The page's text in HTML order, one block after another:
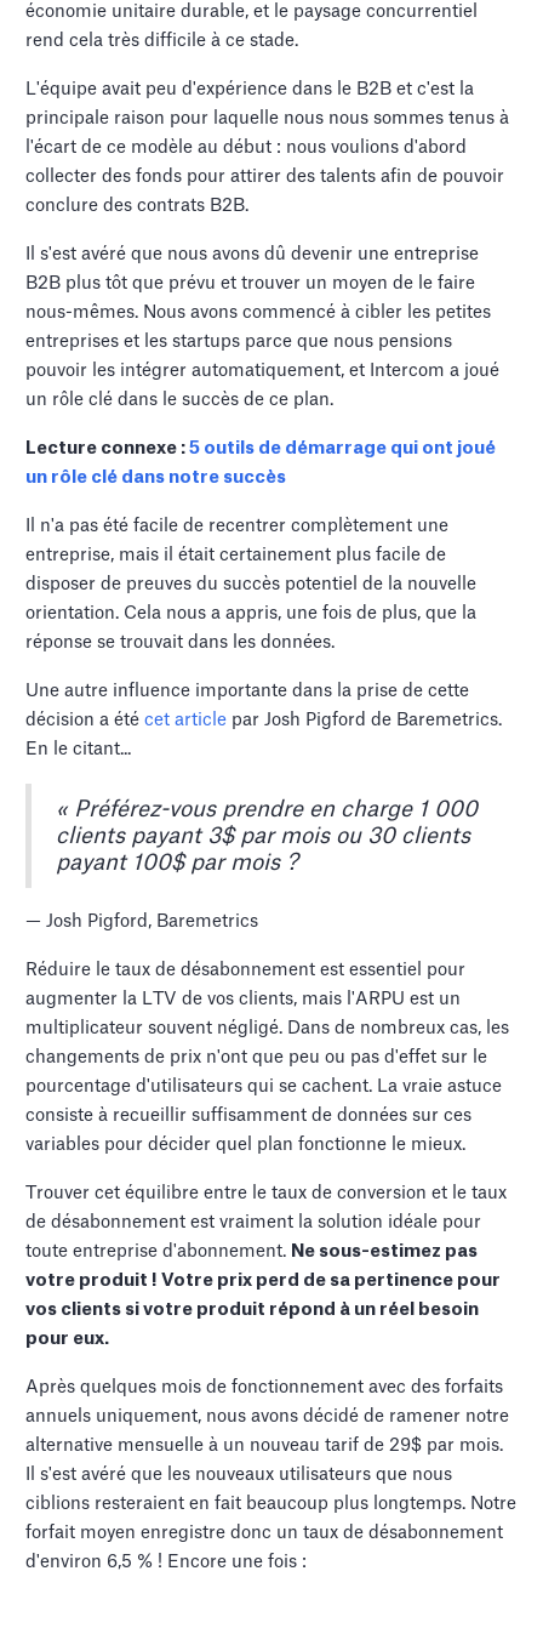
économie unitaire durable, et le paysage concurrentiel
rend cela très difficile à ce stade.
L'équipe avait peu d'expérience dans le B2B et c'est la
principale raison pour laquelle nous nous sommes tenus à
l'écart de ce modèle au début : nous voulions d'abord
collecter des fonds pour attirer des talents afin de pouvoir
conclure des contrats B2B.
Il s'est avéré que nous avons dû devenir une entreprise
B2B plus tôt que prévu et trouver un moyen de le faire
nous-mêmes. Nous avons commencé à cibler les petites
entreprises et les startups parce que nous pensions
pouvoir les intégrer automatiquement, et Intercom a joué
un rôle clé dans le succès de ce plan.
Lecture connexe :5 outils de démarrage qui ont joué
un rôle clé dans notre succès
Il n'a pas été facile de recentrer complètement une
entreprise, mais il était certainement plus facile de
disposer de preuves du succès potentiel de la nouvelle
orientation. Cela nous a appris, une fois de plus, que la
réponse se trouvait dans les données.
Une autre influence importante dans la prise de cette
décision a été cet article par Josh Pigford de Baremetrics.
En le citant...
« Préférez-vous prendre en charge 1 000
clients payant 3$ par mois ou 30 clients
payant 100$ par mois ?
— Josh Pigford, Baremetrics
Réduire le taux de désabonnement est essentiel pour
augmenter la LTV de vos clients, mais l'ARPU est un
multiplicateur souvent négligé. Dans de nombreux cas, les
changements de prix n'ont que peu ou pas d'effet sur le
pourcentage d'utilisateurs qui se cachent. La vraie astuce
consiste à recueillir suffisamment de données sur ces
variables pour décider quel plan fonctionne le mieux.
Trouver cet équilibre entre le taux de conversion et le taux
de désabonnement est vraiment la solution idéale pour
toute entreprise d'abonnement. Ne sous-estimez pas
votre produit ! Votre prix perd de sa pertinence pour
vos clients si votre produit répond à un réel besoin
pour eux.
Après quelques mois de fonctionnement avec des forfaits
annuels uniquement, nous avons décidé de ramener notre
alternative mensuelle à un nouveau tarif de 29$ par mois.
Il s'est avéré que les nouveaux utilisateurs que nous
ciblions resteraient en fait beaucoup plus longtemps. Notre
forfait moyen enregistre donc un taux de désabonnement
d'environ 6,5 % ! Encore une fois :